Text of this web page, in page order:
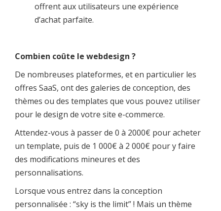
offrent aux utilisateurs une expérience
d’achat parfaite.
Combien coûte le webdesign ?
De nombreuses plateformes, et en particulier les
offres SaaS, ont des galeries de conception, des
thèmes ou des templates que vous pouvez utiliser
pour le design de votre site e-commerce.
Attendez-vous à passer de 0 à 2000€ pour acheter
un template, puis de 1 000€ à 2 000€ pour y faire
des modifications mineures et des
personnalisations.
Lorsque vous entrez dans la conception
personnalisée : “sky is the limit” ! Mais un thème